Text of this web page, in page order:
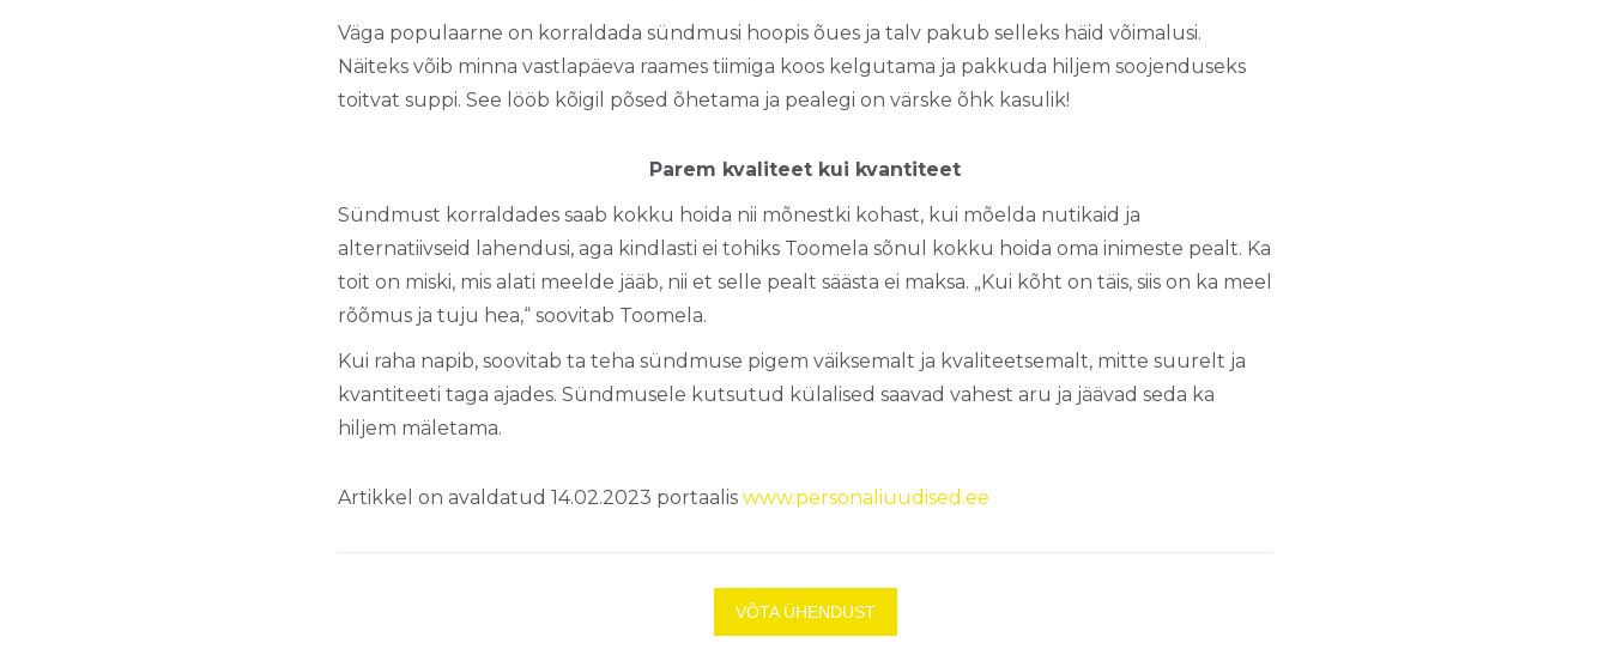
Väga populaarne on korraldada sündmusi hoopis õues ja talv pakub selleks häid võimalusi.
Näiteks võib minna vastlapäeva raames tiimiga koos kelgutama ja pakkuda hiljem soojenduseks
toitvat suppi. See lööb kõigil põsed õhetama ja pealegi on värske õhk kasulik!
Parem kvaliteet kui kvantiteet
Sündmust korraldades saab kokku hoida nii mõnestki kohast, kui mõelda nutikaid ja
alternatiivseid lahendusi, aga kindlasti ei tohiks Toomela sõnul kokku hoida oma inimeste pealt. Ka
toit on miski, mis alati meelde jääb, nii et selle pealt säästa ei maksa. „Kui kõht on täis, siis on ka meel
rõõmus ja tuju hea,“ soovitab Toomela.
Kui raha napib, soovitab ta teha sündmuse pigem väiksemalt ja kvaliteetsemalt, mitte suurelt ja
kvantiteeti taga ajades. Sündmusele kutsutud külalised saavad vahest aru ja jäävad seda ka
hiljem mäletama.
Artikkel on avaldatud 14.02.2023 portaalis www.personaliuudised.ee
VÕTA ÜHENDUST